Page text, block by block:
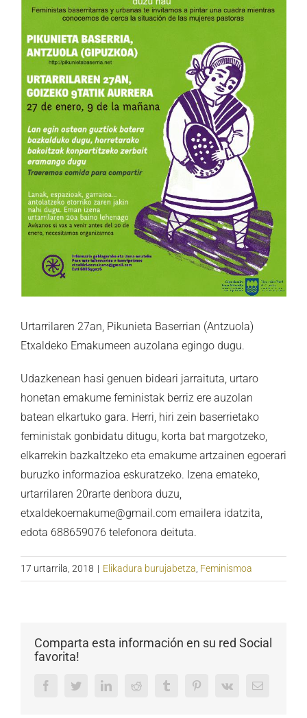
Urtarrilaren 27an, Pikunieta Baserrian (Antzuola)
Etxaldeko Emakumeen auzolana egingo dugu.
Udazkenean hasi genuen bideari jarraituta, urtaro
honetan emakume feministak berriz ere auzolan
batean elkartuko gara. Herri, hiri zein baserrietako
feministak gonbidatu ditugu, korta bat margotzeko,
elkarrekin bazkaltzeko eta emakume artzainen egoerari
buruzko informazioa eskuratzeko. Izena emateko,
urtarrilaren 20rarte denbora duzu,
etxaldekoemakume@gmail.com emailera idatzita,
edota 688659076 telefonora deituta.
17 urtarrila, 2018 | Elikadura burujabetza, Feminismoa
Comparta esta información en su red Social
favorita!
FacebookTwitterLinkedInReddit Tumblr PinterestVk Email